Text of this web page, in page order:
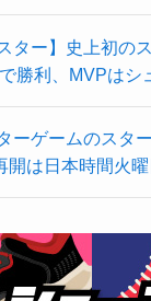
ター】史上初の
勝利、MVPはシ
ーゲームのスタ
開は日本時間火曜